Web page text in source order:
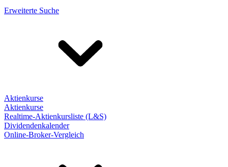
Erweiterte Suche
Aktienkurse
Aktienkurse
Realtime-Aktienkursliste (L&S)
Dividendenkalender
Online-Broker-Vergleich